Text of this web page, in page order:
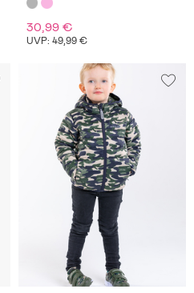
30,99 €
UVP: 49,99 €